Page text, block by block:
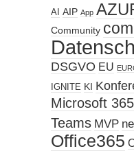
AI AIP App
Community
DSGVO EU
IGNITE KI
Microsoft 365
Teams MVP
Office365